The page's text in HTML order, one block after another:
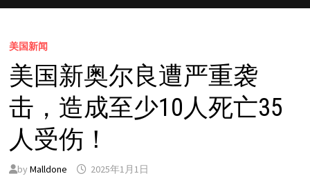
美国新闻
美国新奥尔良遭严重袭
击，造成至少10人死亡35
人受伤！
by Malldone 2025年1月1日